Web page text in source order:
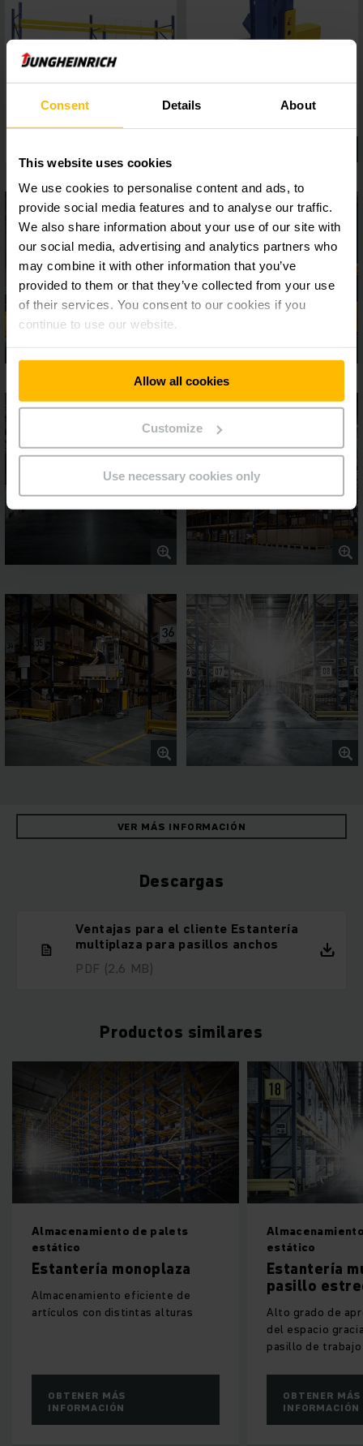
Consent Details About
This website uses cookies
We use cookies to personalise content and ads, to
provide social media features and to analyse our traffic.
We also share information about your use of our site with
our social media, advertising and analytics partners who
may combine it with other information that you’ve
provided to them or that they’ve collected from your use
of their services. You consent to our cookies if you
continue to use our website.
Allow all cookies
Customize
Use necessary cookies only
VER MÁS INFORMACIÓN
Descargas
Ventajas para el cliente Estantería
multiplaza para pasillos anchos
PDF (2,6 MB)
Productos similares
Almacenamiento de palets
estático
Estantería monoplaza
Almacenamiento eficiente de
artículos con distintas alturas
OBTENER MÁS
INFORMACIÓN
estático
Estantería
pasillo
Alto grado de
del espacio
pasillo de
OBTENER MÁS
INFORMACIÓN